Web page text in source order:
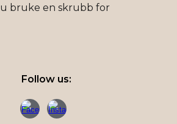
bruke en skrubb for
Follow us: